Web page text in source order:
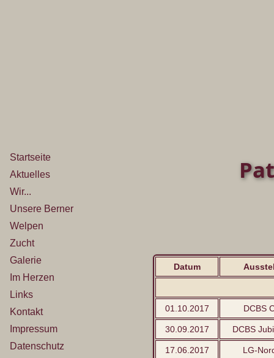
Startseite
Aktuelles
Wir...
Unsere Berner
Welpen
Zucht
Galerie
Im Herzen
Links
Kontakt
Impressum
Datenschutz
Datum
01.10.2017 DCBS
30.09.2017 DCBS
17.06.2017 LG-